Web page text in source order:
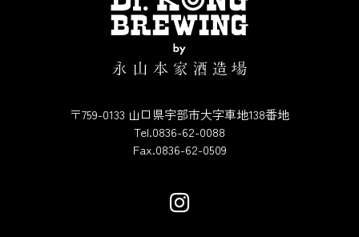
〒759-0133 山口県宇部市大字車地138番地
Tel.0836-62-0088
Fax.0836-62-0509